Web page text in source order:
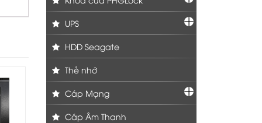
UPS
HDD Seagate
Thẻ nhớ
Cáp Mạng
Cáp Âm Thanh